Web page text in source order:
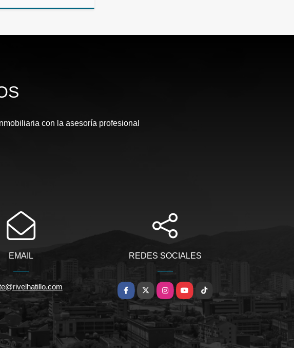
US$200,000
con la asesoría profesional
EMAIL REDES SOCIALES
Facebook
X InstagramYouTubeTikTok